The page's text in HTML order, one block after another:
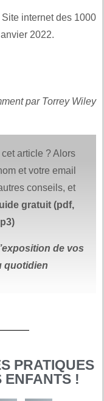
internet des 1000
2022.
par Torrey Wiley
article ? Alors
et votre email
conseils, et
gratuit (pdf,
de vos
quotidien
PRATIQUES
ENFANTS !